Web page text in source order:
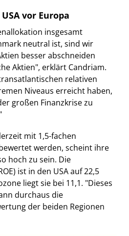
vor Europa
insgesamt
neutral ist, sind wir
besser abschneiden
Aktien", erklärt Candriam.
relativen
Niveaus erreicht haben,
großen Finanzkrise zu
mit 1,5-fachen
werden, scheint ihre
hoch zu sein. Die
ist in den USA auf 22,5
liegt sie bei 11,1. "Dieses
durchaus die
der beiden Regionen